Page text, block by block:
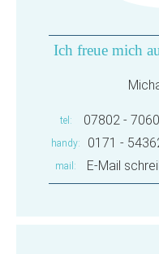
Ich freue mich
tel 07802 -
handy 0171 -
mail E-Mail